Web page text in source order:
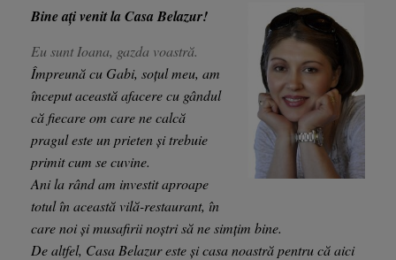
Bine ați venit la Casa Belazur!
Eu sunt Ioana, gazda voastră.
Împreună cu Gabi, soțul meu, am
început această afacere cu gândul
că fiecare om care ne calcă
pragul este un prieten și trebuie
primit cum se cuvine.
Ani la rând am investit aproape
totul în această vilă-restaurant, în
care noi și musafirii noștri să ne simțim bine.
De altfel, Casa Belazur este și casa noastră pentru că aici